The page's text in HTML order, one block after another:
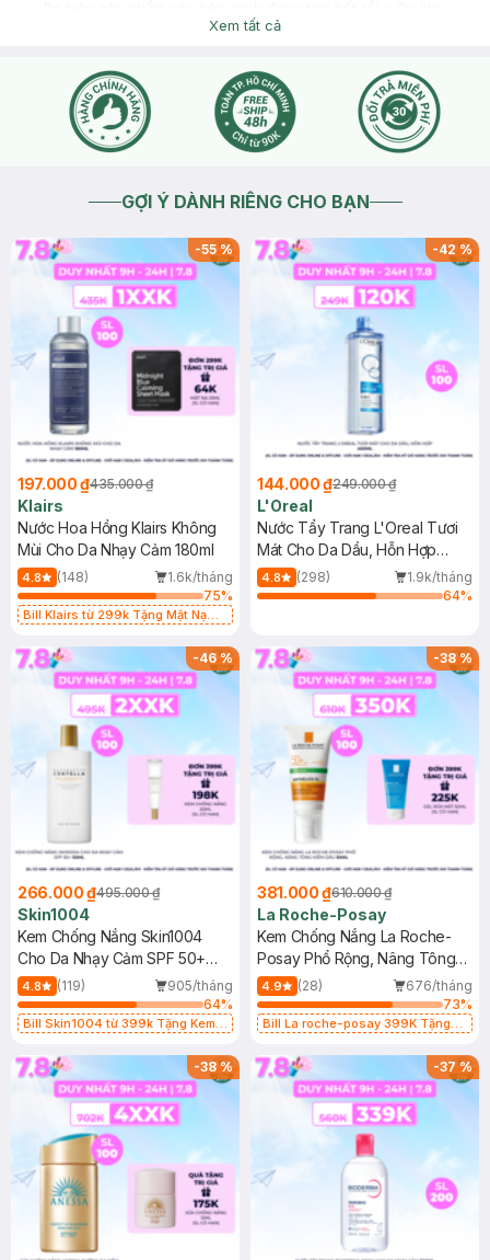
nào có hàng về thêm hệ thống sẽ cập nhật lại tình trạng sản
Fanpage, Website/App Hasaki để cập nhật thông tin chính
xác nhất nhé.
2026-03-27Thích
Xem tất cả
GỢI Ý DÀNH RIÊNG CHO BẠN
-55%
197.000 ₫435.000 ₫
Klairs
Nước Hoa Hồng Klairs Không
Mùi Cho Da Nhạy Cảm 180ml
4.8 (148)
1.6k/tháng
75%
Bill Klairs từ 299k Tặng Mặt Nạ
25ml (SL Có Hạn)
-42%
144.000 ₫249.000 ₫
L'Oreal
Nước Tẩy Trang L'Oreal Tươi
Mát Cho Da Dầu, Hỗn Hợp
400ml
4.8 (298)
1.9k/tháng
64%
-46%
266.000 ₫495.000 ₫
Skin1004
Kem Chống Nắng Skin1004
Cho Da Nhạy Cảm SPF 50+
50ml
4.8 (119)
905/tháng
64%
Bill Skin1004 từ 399k Tặng Kem
SPF 50+ 20ml (SL Có Hạn)
-38%
381.000 ₫610.000 ₫
La Roche-Posay
Kem Chống Nắng La Roche-
Posay Phổ Rộng, Nâng Tông
Kiềm Dầu 50ml
4.9 (28)
676/tháng
73%
Bill La roche-posay 399K Tặng
(SL có hạn)
-38% -37%